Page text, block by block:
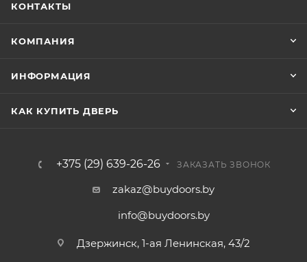
КОНТАКТЫ
КОМПАНИЯ
ИНФОРМАЦИЯ
КАК КУПИТЬ ДВЕРЬ
+375 (29) 639-26-26 ЗАКАЗАТЬ ЗВОНОК
zakaz@buydoors.by
info@buydoors.by
Дзержинск, 1-ая Ленинская, 43/2